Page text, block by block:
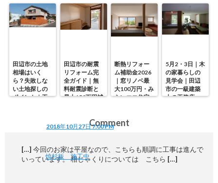
田辺市の土地
相場はいく
ら？失敗しな
い土地探しの
ポイント｜工
田辺市の耐震
リフォーム完
全ガイド｜無
料耐震診断と
最大150万円補
断熱リフォー
ム補助金2026
｜窓リノベ最
大100万円・み
らいエコ住宅
5月2・3日｜木
の家暮らしの
見学会｜田辺
市の一級建築
士の工務店・
Comment
焼杉板 施工中
2018年10月27日 7:00 PM
[…] 今回のお家は平屋なので、こちらも順調に工事は進んで
いっています。 相じゃくりについては こちら […]